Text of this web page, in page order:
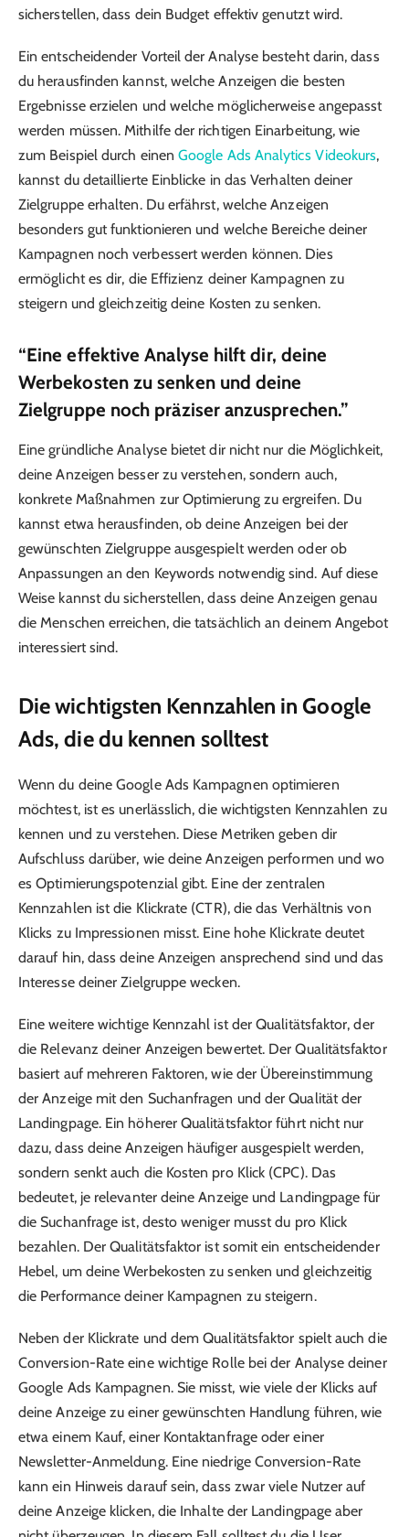
sicherstellen, dass dein Budget effektiv genutzt wird.
Ein entscheidender Vorteil der Analyse besteht darin, dass
du herausfinden kannst, welche Anzeigen die besten
Ergebnisse erzielen und welche möglicherweise angepasst
werden müssen. Mithilfe der richtigen Einarbeitung, wie
zum Beispiel durch einenGoogle Ads Analytics Videokurs,
kannst du detaillierte Einblicke in das Verhalten deiner
Zielgruppe erhalten. Du erfährst, welche Anzeigen
besonders gut funktionieren und welche Bereiche deiner
Kampagnen noch verbessert werden können. Dies
ermöglicht es dir, die Effizienz deiner Kampagnen zu
steigern und gleichzeitig deine Kosten zu senken.
“Eine effektive Analyse hilft dir, deine
Werbekosten zu senken und deine
Zielgruppe noch präziser anzusprechen.”
Eine gründliche Analyse bietet dir nicht nur die Möglichkeit,
deine Anzeigen besser zu verstehen, sondern auch,
konkrete Maßnahmen zur Optimierung zu ergreifen. Du
kannst etwa herausfinden, ob deine Anzeigen bei der
gewünschten Zielgruppe ausgespielt werden oder ob
Anpassungen an den Keywords notwendig sind. Auf diese
Weise kannst du sicherstellen, dass deine Anzeigen genau
die Menschen erreichen, die tatsächlich an deinem Angebot
interessiert sind.
Die wichtigsten Kennzahlen in Google
Ads, die du kennen solltest
Wenn du deine Google Ads Kampagnen optimieren
möchtest, ist es unerlässlich, die wichtigsten Kennzahlen zu
kennen und zu verstehen. Diese Metriken geben dir
Aufschluss darüber, wie deine Anzeigen performen und wo
es Optimierungspotenzial gibt. Eine der zentralen
Kennzahlen ist die Klickrate (CTR), die das Verhältnis von
Klicks zu Impressionen misst. Eine hohe Klickrate deutet
darauf hin, dass deine Anzeigen ansprechend sind und das
Interesse deiner Zielgruppe wecken.
Eine weitere wichtige Kennzahl ist der Qualitätsfaktor, der
die Relevanz deiner Anzeigen bewertet. Der Qualitätsfaktor
basiert auf mehreren Faktoren, wie der Übereinstimmung
der Anzeige mit den Suchanfragen und der Qualität der
Landingpage. Ein höherer Qualitätsfaktor führt nicht nur
dazu, dass deine Anzeigen häufiger ausgespielt werden,
sondern senkt auch die Kosten pro Klick (CPC). Das
bedeutet, je relevanter deine Anzeige und Landingpage für
die Suchanfrage ist, desto weniger musst du pro Klick
bezahlen. Der Qualitätsfaktor ist somit ein entscheidender
Hebel, um deine Werbekosten zu senken und gleichzeitig
die Performance deiner Kampagnen zu steigern.
Neben der Klickrate und dem Qualitätsfaktor spielt auch die
Conversion-Rate eine wichtige Rolle bei der Analyse deiner
Google Ads Kampagnen. Sie misst, wie viele der Klicks auf
deine Anzeige zu einer gewünschten Handlung führen, wie
etwa einem Kauf, einer Kontaktanfrage oder einer
Newsletter-Anmeldung. Eine niedrige Conversion-Rate
kann ein Hinweis darauf sein, dass zwar viele Nutzer auf
deine Anzeige klicken, die Inhalte der Landingpage aber